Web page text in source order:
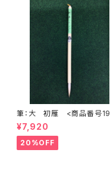
筆：大 初雁 <商品番号
>
¥7,920
20%OFF